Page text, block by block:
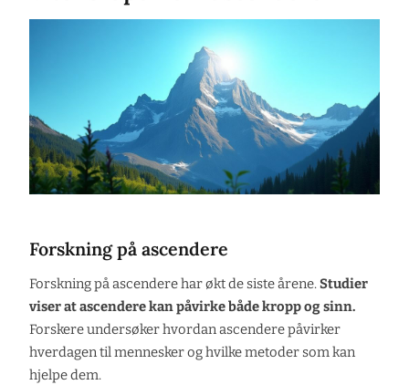
Forskning på ascendere
Forskning på ascendere har økt de siste årene.Studier
viser at ascendere kan påvirke både kropp og sinn.
Forskere undersøker hvordan ascendere påvirker
hverdagen til mennesker og hvilke metoder som kan
hjelpe dem.